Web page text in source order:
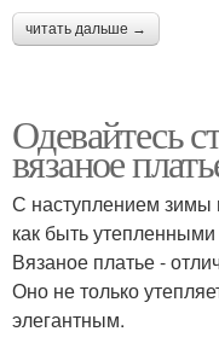
читать дальше →
Одевайтесь
вязаное
С наступлением зимы
как быть
Вязаное платье -
Оно не только
элегантным.